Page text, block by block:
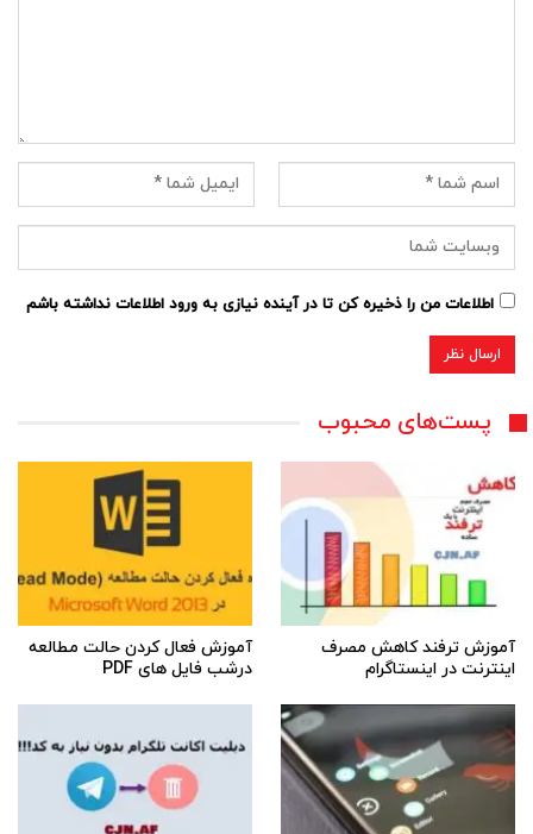
اطلاعات من را ذخیره کن تا در آینده نیازی به ورود اطلاعات نداشته باشم
پست‌های محبوب
آموزش ترفند کاهش مصرف
اینترنت در اینستاگرام
آموزش فعال کردن حالت مطالعه
درشب فایل های PDF